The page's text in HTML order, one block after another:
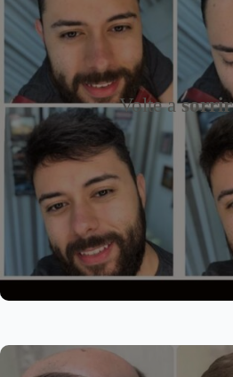
Volte asorrir